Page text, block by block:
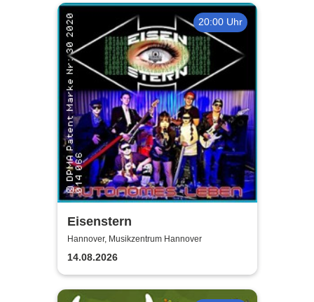
20:00 Uhr
Eisenstern
Hannover, Musikzentrum Hannover
14.08.2026